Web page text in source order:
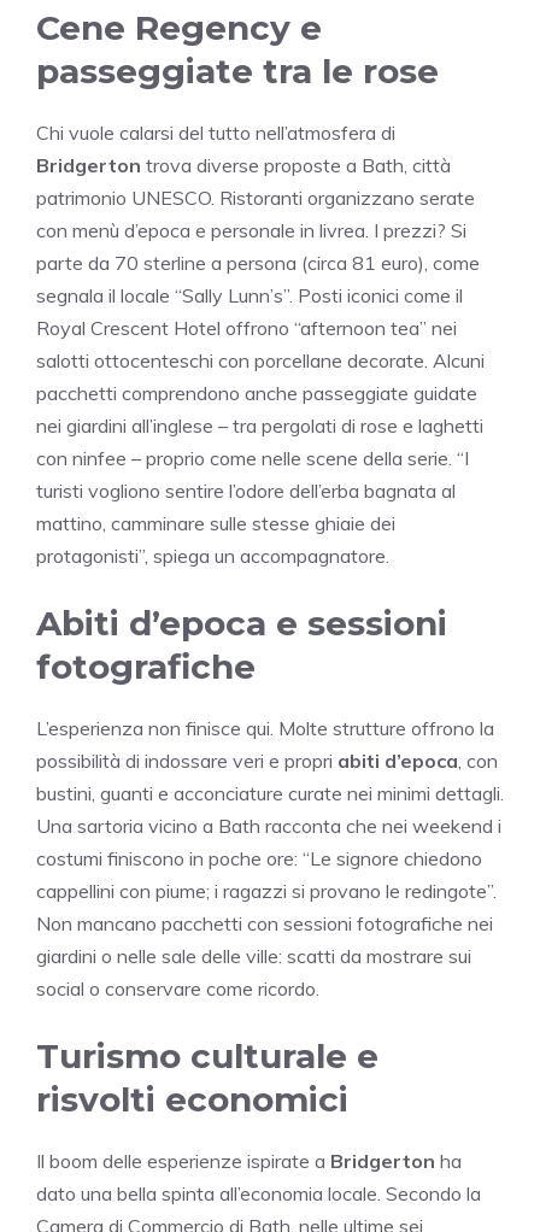
Cene Regency e
passeggiate tra le rose
Chi vuole calarsi del tutto nell’atmosfera di
Bridgerton trova diverse proposte a Bath, città
patrimonio UNESCO. Ristoranti organizzano serate
con menù d’epoca e personale in livrea. I prezzi? Si
parte da 70 sterline a persona (circa 81 euro), come
segnala il locale “Sally Lunn’s”. Posti iconici come il
Royal Crescent Hotel offrono “afternoon tea” nei
salotti ottocenteschi con porcellane decorate. Alcuni
pacchetti comprendono anche passeggiate guidate
nei giardini all’inglese – tra pergolati di rose e laghetti
con ninfee – proprio come nelle scene della serie. “I
turisti vogliono sentire l’odore dell’erba bagnata al
mattino, camminare sulle stesse ghiaie dei
protagonisti”, spiega un accompagnatore.
Abiti d’epoca e sessioni
fotografiche
L’esperienza non finisce qui. Molte strutture offrono la
possibilità di indossare veri e propri abiti d’epoca , con
bustini, guanti e acconciature curate nei minimi dettagli.
Una sartoria vicino a Bath racconta che nei weekend i
costumi finiscono in poche ore: “Le signore chiedono
cappellini con piume; i ragazzi si provano le redingote”.
Non mancano pacchetti con sessioni fotografiche nei
giardini o nelle sale delle ville: scatti da mostrare sui
social o conservare come ricordo.
Turismo culturale e
risvolti economici
Il boom delle esperienze ispirate a Bridgerton ha
dato una bella spinta all’economia locale. Secondo la
Camera di Commercio di Bath, nelle ultime sei